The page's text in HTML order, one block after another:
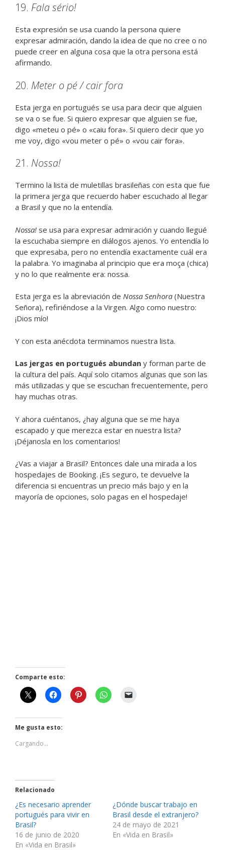
19. Fala sério!
Esta expresión se usa cuando la persona quiere
expresar admiración, dando la idea de que no cree o no
puede creer en alguna cosa que la otra persona está
afirmando.
20. Meter o pé / cair fora
Esta jerga en portugués se usa para decir que alguien
se va o se fue. Si quiero expresar que alguien se fue,
digo «meteu o pé» o «caiu fora». Si quiero decir que yo
me voy, digo «vou meter o pé» o «vou cair fora».
21. Nossa!
Termino la lista de muletillas brasileñas con esta que fue
la primera jerga que recuerdo haber escuchado al llegar
a Brasil y que no la entendía.
Nossa! se usa para expresar admiración y cuando llegué
la escuchaba siempre en diálogos ajenos. Yo entendía lo
que expresaba, pero no entendía exactamente cuál era
la palabra. Yo imaginaba al principio que era moça (chica)
y no lo que realmente era: nossa.
Esta jerga es la abreviación de Nossa Senhora (Nuestra
Señora), refiriéndose a la Virgen. Algo como nuestro:
¡Dios mío!
Y con esta anécdota terminamos nuestra lista.
Las jergas en portugués abundan y forman parte de
la cultura del país. Aquí solo citamos algunas que son las
más utilizadas y que se escuchan frecuentemente, pero
hay muchas otras.
Y ahora cuéntanos, ¿hay alguna que se me haya
escapado y que merezca estar en nuestra lista?
¡Déjanosla en los comentarios!
¿Vas a viajar a Brasil? Entonces dale una mirada a los
hospedajes de Booking. ¡Es seguro, te devuelve la
diferencia si encuentras un precio más bajo y en la
mayoría de opciones, solo pagas en el hospedaje!
Comparte esto:
Me gusta esto:
Cargando...
Relacionado
¿Es necesario aprender
portugués para vivir en
Brasil?
16 de junio de 2020
En «Vida en Brasil»
¿Dónde buscar trabajo en
Brasil desde el extranjero?
24 de mayo de 2021
En «Vida en Brasil»